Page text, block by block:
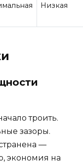
Низкая
троить.
зазоры.
—
экономия на